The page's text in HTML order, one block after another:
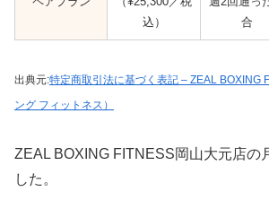
込）
合
出典元:特定商取引法に基づく表記 – ZEAL BOXING
ング フィットネス）
ZEAL BOXING FITNESS岡山大元店の
した。